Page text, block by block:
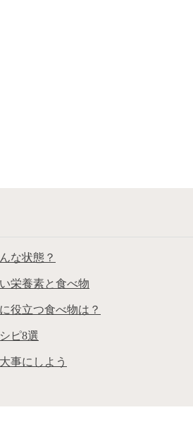
な状態？
栄養素と食べ物
役立つ食べ物は？
ピ8選
事にしよう